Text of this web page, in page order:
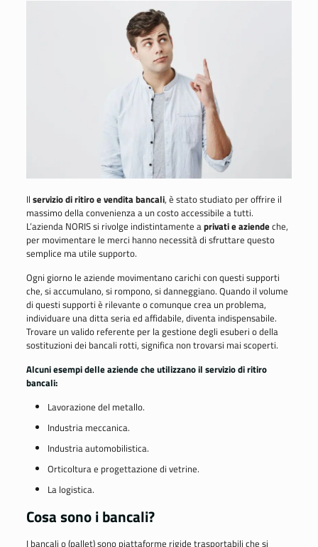
Il servizio di ritiro e vendita bancali, è stato studiato per offrire il
massimo della convenienza a un costo accessibile a tutti.
L’azienda NORIS si rivolge indistintamente aprivati e aziendeche,
per movimentare le merci hanno necessità di sfruttare questo
semplice ma utile supporto.
Ogni giorno le aziende movimentano carichi con questi supporti
che, si accumulano, si rompono, si danneggiano. Quando il volume
di questi supporti è rilevante o comunque crea un problema,
individuare una ditta seria ed affidabile, diventa indispensabile.
Trovare un valido referente per la gestione degli esuberi o della
sostituzioni dei bancali rotti, significa non trovarsi mai scoperti.
Alcuni esempi delle aziende che utilizzano il servizio di ritiro
bancali:
Lavorazione del metallo.
Industria meccanica.
Industria automobilistica.
Orticoltura e progettazione di vetrine.
La logistica.
Cosa sono i bancali?
I bancali o (pallet) sono piattaforme rigide trasportabili che si